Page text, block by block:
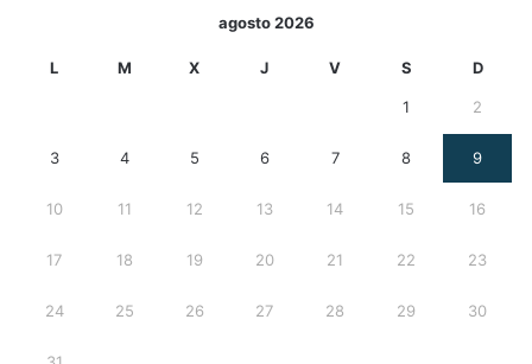
agosto 2026
L M X J V S D
1 2
3 4 5 6 7 8 9
10 11 12 13 14 15 16
17 18 19 20 21 22 23
24 25 26 27 28 29 30